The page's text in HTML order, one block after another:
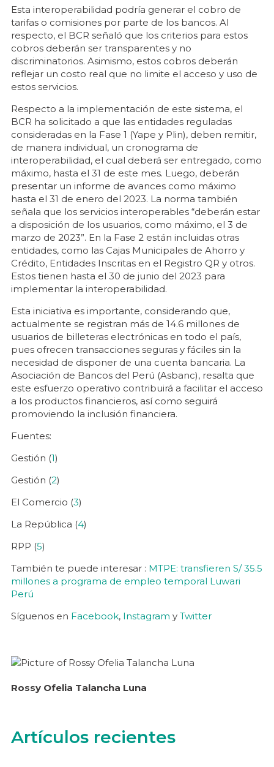
Esta interoperabilidad podría generar el cobro de
tarifas o comisiones por parte de los bancos. Al
respecto, el BCR señaló que los criterios para estos
cobros deberán ser transparentes y no
discriminatorios. Asimismo, estos cobros deberán
reflejar un costo real que no limite el acceso y uso de
estos servicios.
Respecto a la implementación de este sistema, el
BCR ha solicitado a que las entidades reguladas
consideradas en la Fase 1 (Yape y Plin), deben remitir,
de manera individual, un cronograma de
interoperabilidad, el cual deberá ser entregado, como
máximo, hasta el 31 de este mes. Luego, deberán
presentar un informe de avances como máximo
hasta el 31 de enero del 2023. La norma también
señala que los servicios interoperables “deberán estar
a disposición de los usuarios, como máximo, el 3 de
marzo de 2023”. En la Fase 2 están incluidas otras
entidades, como las Cajas Municipales de Ahorro y
Crédito, Entidades Inscritas en el Registro QR y otros.
Estos tienen hasta el 30 de junio del 2023 para
implementar la interoperabilidad.
Esta iniciativa es importante, considerando que,
actualmente se registran más de 14.6 millones de
usuarios de billeteras electrónicas en todo el país,
pues ofrecen transacciones seguras y fáciles sin la
necesidad de disponer de una cuenta bancaria. La
Asociación de Bancos del Perú (Asbanc), resalta que
este esfuerzo operativo contribuirá a facilitar el acceso
a los productos financieros, así como seguirá
promoviendo la inclusión financiera.
Fuentes:
Gestión (1)
Gestión (2)
El Comercio (3)
La República (4)
RPP (5)
También te puede interesar : MTPE: transfieren S/ 35.5
millones a programa de empleo temporal Luwari
Perú
Síguenos en Facebook, Instagram y Twitter
Rossy Ofelia Talancha Luna
Artículos recientes